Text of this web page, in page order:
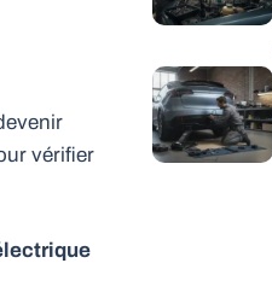
vérifier